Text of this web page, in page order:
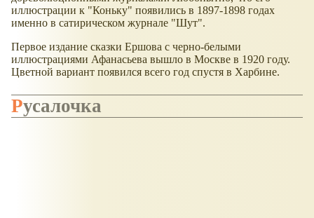
иллюстрации к "Коньку" появились в 1897-1898 годах
именно в сатирическом журнале "Шут".
Первое издание сказки Ершова с черно-белыми
иллюстрациями Афанасьева вышло в Москве в 1920 году.
Цветной вариант появился всего год спустя в Харбине.
Русалочка